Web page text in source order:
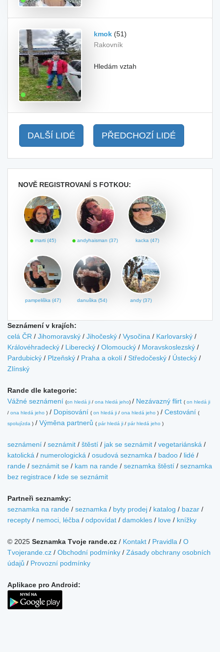
kmok (51)
Rakovník
Hledám vztah
DALŠÍ LIDÉ PŘEDCHOZÍ LIDÉ
NOVĚ REGISTROVANÍ S FOTKOU:
marti (45) andyhaisman (37) kacka (47)
pampeliška (47) danuška (54) andy (37)
Seznámení v krajích:
celá ČR / Jihomoravský / Jihočeský / Vysočina / Karlovarský /
Královéhradecký / Liberecký / Olomoucký / Moravskoslezský /
Pardubický / Plzeňský / Praha a okolí / Středočeský / Ústecký /
Zlínský
Rande dle kategorie:
Vážné seznámení (on hledá ji / ona hledá jeho) / Nezávazný flirt ( on hledá ji
/ ona hledá jeho ) / Dopisování ( on hledá ji / ona hledá jeho ) / Cestování (
spolujízda ) / Výměna partnerů ( pár hledá ji / pár hledá jeho )
seznámení / seznámit / štěstí / jak se seznámit / vegetariánská /
katolická / numerologická / osudová seznamka / badoo / lidé /
rande / seznámit se / kam na rande / seznamka štěstí / seznamka
bez registrace / kde se seznámit
Partneři seznamky:
seznamka na rande / seznamka / byty prodej / katalog / bazar /
recepty / nemoci, léčba / odpovídat / damokles / love / knížky
© 2025 Seznamka Tvoje rande.cz / Kontakt / Pravidla / O
Tvojerande.cz / Obchodní podmínky / Zásady obchrany osobních
údajů / Provozní podmínky
Aplikace pro Android: